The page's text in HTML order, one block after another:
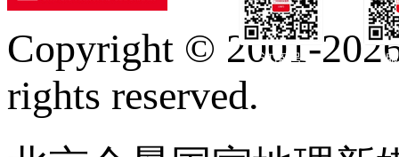
订阅号
Copyright © 2001-
rights reserved.